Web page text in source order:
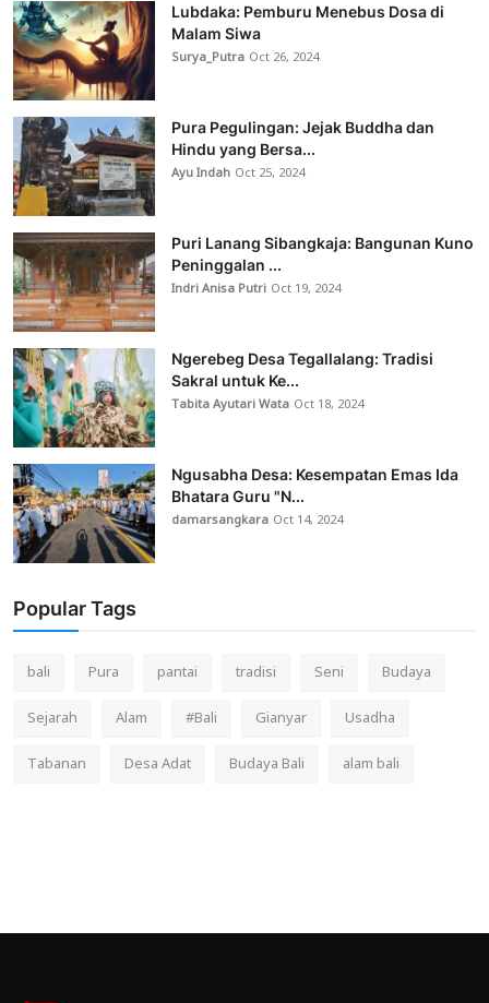
Lubdaka: Pemburu Menebus Dosa di
Malam Siwa
Surya_Putra Oct 26, 2024
Pura Pegulingan: Jejak Buddha dan
Hindu yang Bersa...
Ayu Indah Oct 25, 2024
Puri Lanang Sibangkaja: Bangunan Kuno
Peninggalan ...
Indri Anisa Putri Oct 19, 2024
Ngerebeg Desa Tegallalang: Tradisi
Sakral untuk Ke...
Tabita Ayutari Wata Oct 18, 2024
Ngusabha Desa: Kesempatan Emas Ida
Bhatara Guru "N...
damarsangkara Oct 14, 2024
Popular Tags
bali Pura pantai tradisi Seni
Budaya
Sejarah
Alam #Bali Gianyar
Usadha
Tabanan
Desa Adat Budaya Bali alam bali